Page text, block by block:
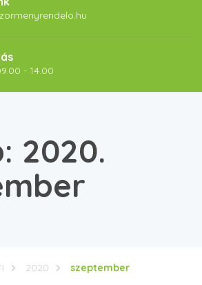
- 14.00
2020.
2020 szeptember